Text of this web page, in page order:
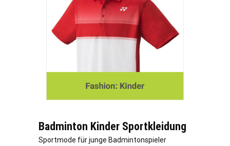
Badminton Kinder Sportkleidung
Sportmode für junge Badmintonspieler